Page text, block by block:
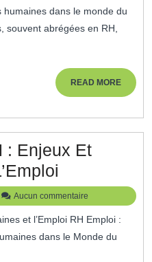
Des
Humaines
Pour
Job
Satisfaction
souvent abrégées en RH,
READ MOREREAD
MORE
: Enjeux Et
Monde
Des
RH
training360
Aucun commentaire
dans le Monde du